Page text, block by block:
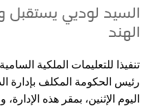
السيد لوديي يستقبل
الهند
تنفيذا للتعليمات الملكية
رئيس الحكومة المكلف بإدارة
اليوم الإثنين، بمقر هذه